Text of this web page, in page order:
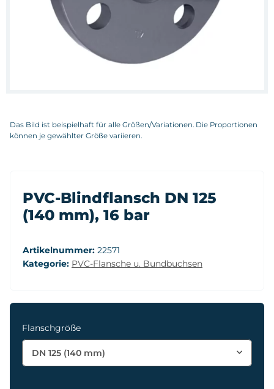
Das Bild ist beispielhaft für alle Größen/Variationen. Die Proportionen
können je gewählter Größe variieren.
PVC-Blindflansch DN 125
(140 mm), 16 bar
Artikelnummer: 22571
Kategorie: PVC-Flansche u. Bundbuchsen
Flanschgröße
DN 125 (140 mm)